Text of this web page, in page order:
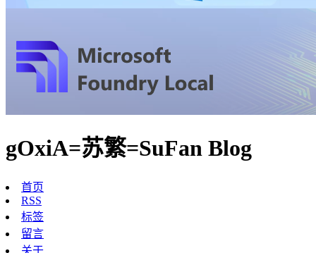
gOxiA=苏繁=SuFan Blog
首页
RSS
标签
留言
关于